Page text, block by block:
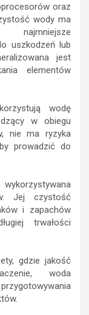
oraz
wody ma
najmniejsze
uszkodzeń lub
jest
elementów
wodę
w obiegu
nie ma ryzyka
prowadzić do
Jej czystość
i zapachów
trwałości
gdzie jakość
woda